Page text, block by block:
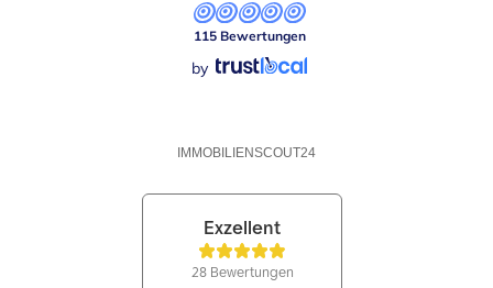
115 Bewertungen
by
IMMOBILIENSCOUT24